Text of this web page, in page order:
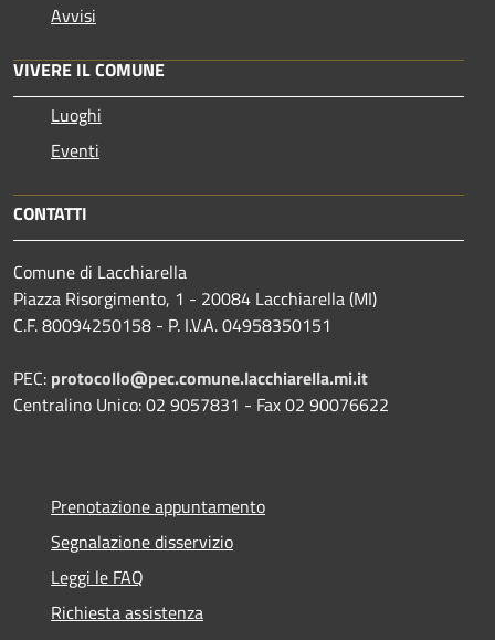
Avvisi
VIVERE IL COMUNE
Luoghi
Eventi
CONTATTI
Comune di Lacchiarella
Piazza Risorgimento, 1 - 20084 Lacchiarella (MI)
C.F. 80094250158 - P. I.V.A. 04958350151
PEC: protocollo@pec.comune.lacchiarella.mi.it
Centralino Unico: 02 9057831 - Fax 02 90076622
Prenotazione appuntamento
Segnalazione disservizio
Leggi le FAQ
Richiesta assistenza